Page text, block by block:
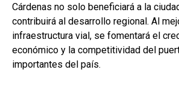
Cárdenas no solo beneficiará a la
contribuirá al desarrollo regional. Al
infraestructura vial, se fomentará el
económico y la competitividad del
importantes del país.